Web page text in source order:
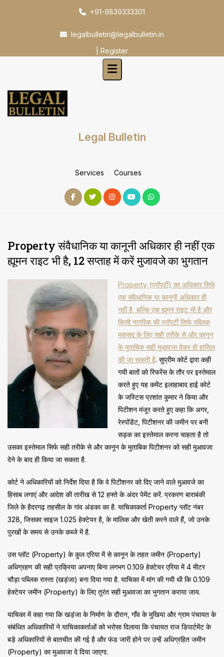
+91-9839333301
legalbulletin@legalbulletin.in
Register
Legal Bulletin
Services Courses
Property संवैधानिक या कानूनी अधिकार ही नहीं एक
ह्यूमन राइट भी है, 12 सप्ताह में करें मुजावजे का भुगतान
Property (प्रॉपर्टी) का अधिकार सिर्फ
एक संवैधानिक या कानूनी अधिकार ही
नहीं है, बल्कि एक ह्यूमन राइट भी है और
किसी नागरिक की प्रॉपर्टी सिर्फ पब्लिक
मकसद के लिए सही तरीके से और कानून
के मुताबिक सही मुआवजा देकर ही हासिल
की जा सकती है. सुप्रीम कोर्ट द्वारा कही
गयी बातों को रिफरेंस के तौर पर इस्तेमाल
करते हुए यह कमेंट इलाहाबाद हाई कोर्ट
के जस्टिस प्रशांत कुमार ने किया और
पिटीशन मंजूर करते हुए कहा कि अगर,
रेस्पोंडेंट, पिटीशनर की जमीन पर बनी
सड़क का इस्तेमाल करना चाहता है तो
उसका इस्तेमाल सिर्फ सही तरीके से और कानून के मुताबिक पिटीशनर को सही मुआवजा
देने के बाद ही किया जा सकता है.
कोर्ट ने अधिकारियों को निर्देश दिया है कि वे पिटीशनर को दिए जाने वाले मुआवजे का
हिसाब लगाएं और आदेश की तारीख से 12 हफ्ते के अंदर पेमेंट करें. प्रकरण बाराबंकी
जिले के हैदरगढ़ तहसील के गांव अंडका का है. याचिकाकर्ता Property प्लॉट नंबर
328, जिसका साइज 1.025 हेक्टेयर है, के मालिक और खेती करने वाले हैं, जो उनके
पुरखों के समय से उनके कब्जे में है.
उस प्लॉट (Property) के कुल एरिया में से कानून के तहत जमीन (Property)
अधिग्रहण की सही प्रक्रिया अपनाए बिना लगभग 0.109 हेक्टेयर एरिया में 4 मीटर
चौड़ा पब्लिक रास्ता (खड़ंजा) बना दिया गया है. याचिका में मांग की गयी थी कि 0.109
हेक्टेयर जमीन (Property) के लिए तुरंत सही मुआवजा का भुगतान कराया जाय.
याचिका में कहा गया कि खड़ंजा के निर्माण के दौरान, गाँव के मुखिया और ग्राम पंचायत के
संबंधित अधिकारियों ने याचिकाकर्ताओं को भरोसा दिलाया कि पंचायत राज डिपार्टमेंट के
बड़े अधिकारियों से बातचीत की गई है और फंड जारी होने पर उन्हें अधिग्रहित जमीन
(Property) का मुआवजा दे दिया जाएगा.